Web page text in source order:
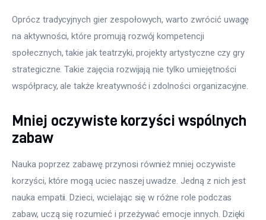
Oprócz tradycyjnych gier zespołowych, warto zwrócić uwagę
na aktywności, które promują rozwój kompetencji
społecznych, takie jak teatrzyki, projekty artystyczne czy gry
strategiczne. Takie zajęcia rozwijają nie tylko umiejętności
współpracy, ale także kreatywność i zdolności organizacyjne.
Mniej oczywiste korzyści wspólnych
zabaw
Nauka poprzez zabawę przynosi również mniej oczywiste
korzyści, które mogą uciec naszej uwadze. Jedną z nich jest
nauka empatii. Dzieci, wcielając się w różne role podczas
zabaw, uczą się rozumieć i przeżywać emocje innych. Dzięki